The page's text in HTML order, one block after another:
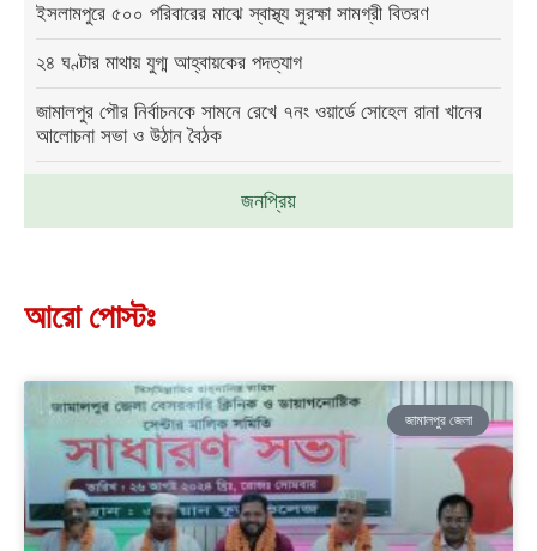
জনপ্রিয়
ইসলামপুরে ৫০০ পরিবারের মাঝে স্বাস্থ্য সুরক্ষা সামগ্রী বিতরণ
২৪ ঘণ্টার মাথায় যুগ্ম আহ্বায়কের পদত্যাগ
জামালপুর পৌর নির্বাচনকে সামনে রেখে ৭নং ওয়ার্ডে সোহেল রানা খানের
আলোচনা সভা ও উঠান বৈঠক
আরো পোস্টঃ
জামালপুর জেলা